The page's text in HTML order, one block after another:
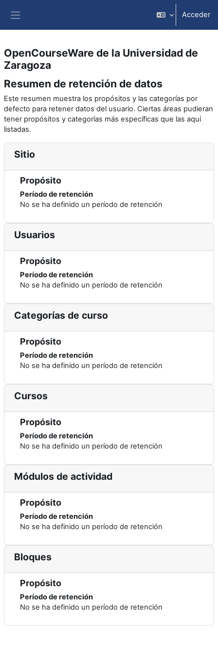
Acceder
OpenCourseWare de la Universidad de
Zaragoza
Resumen de retención de datos
Este resumen muestra los propósitos y las categorías por
defecto para retener datos del usuario. Ciertas áreas pudieran
tener propósitos y categorías más específicas que las aquí
listadas.
Sitio
Propósito
Período de retención
No se ha definido un período de retención
Usuarios
Propósito
Período de retención
No se ha definido un período de retención
Categorías de curso
Propósito
Período de retención
No se ha definido un período de retención
Cursos
Propósito
Período de retención
No se ha definido un período de retención
Módulos de actividad
Propósito
Período de retención
No se ha definido un período de retención
Bloques
Propósito
Período de retención
No se ha definido un período de retención